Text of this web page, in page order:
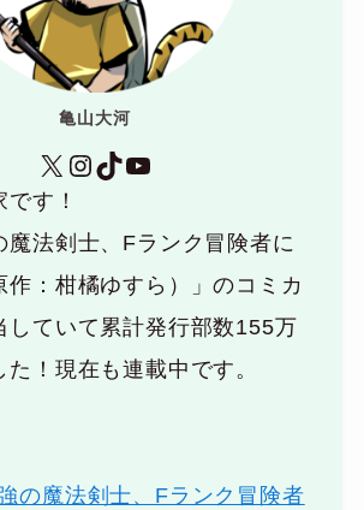
亀山大河
X InstagramTikTok YouTube
す！
魔法剣士、Fランク冒険者に
作：柑橘ゆすら）」のコミカ
していて累計発行部数155万
！現在も連載中です。
の魔法剣士、Fランク冒険者